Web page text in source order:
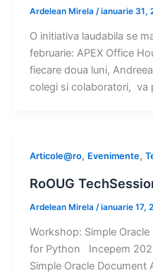
Ardelean Mirela /ianuarie 31,
O initiativa laudabila se
februarie: APEX Office
fiecare doua luni,
colegi si colaboratori, va
Articole@ro, Evenimente,
RoOUG
Ardelean Mirela /ianuarie 17,
Workshop: Simple
for Python Incepem
Simple Oracle Document